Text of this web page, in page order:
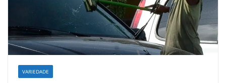
VARIEDADE